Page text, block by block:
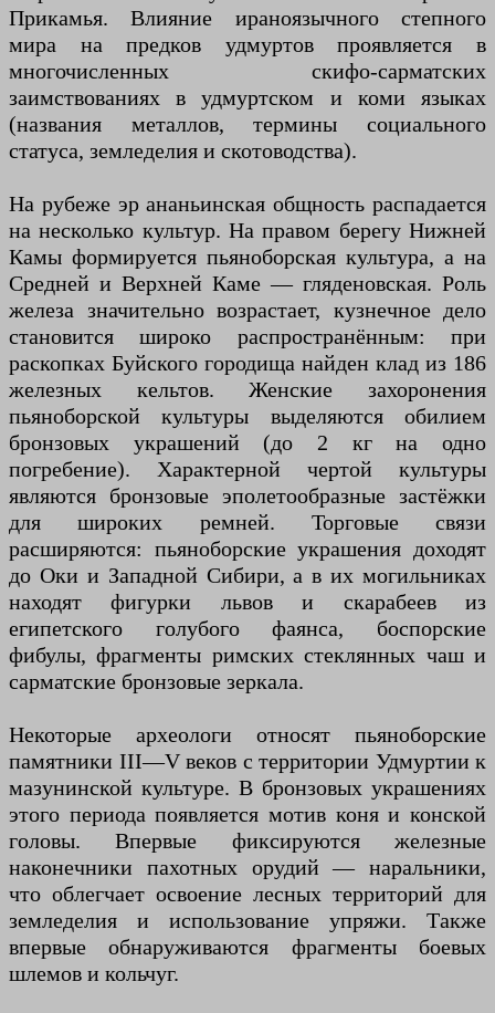
Прикамья. Влияние ираноязычного степного
мира на предков удмуртов проявляется в
многочисленных скифо-сарматских
заимствованиях в удмуртском и коми языках
(названия металлов, термины социального
статуса, земледелия и скотоводства).
На рубеже эр ананьинская общность распадается
на несколько культур. На правом берегу Нижней
Камы формируется пьяноборская культура, а на
Средней и Верхней Каме — гляденовская. Роль
железа значительно возрастает, кузнечное дело
становится широко распространённым: при
раскопках Буйского городища найден клад из 186
железных кельтов. Женские захоронения
пьяноборской культуры выделяются обилием
бронзовых украшений (до 2 кг на одно
погребение). Характерной чертой культуры
являются бронзовые эполетообразные застёжки
для широких ремней. Торговые связи
расширяются: пьяноборские украшения доходят
до Оки и Западной Сибири, а в их могильниках
находят фигурки львов и скарабеев из
египетского голубого фаянса, боспорские
фибулы, фрагменты римских стеклянных чаш и
сарматские бронзовые зеркала.
Некоторые археологи относят пьяноборские
памятники III—V веков с территории Удмуртии к
мазунинской культуре. В бронзовых украшениях
этого периода появляется мотив коня и конской
головы. Впервые фиксируются железные
наконечники пахотных орудий — наральники,
что облегчает освоение лесных территорий для
земледелия и использование упряжи. Также
впервые обнаруживаются фрагменты боевых
шлемов и кольчуг.